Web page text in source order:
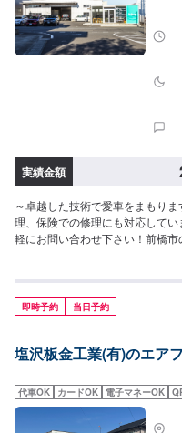
実績金額
～卓越した技術で愛車をまもり
理、保険での修理にも対応して
軽にお問い合わせ下さい！前橋市
種多様な自動車を骨格(フレーム)
SERIE100の両方を所有しており
と最新設備を揃え完成度の高い修
はお気軽にご相談ください！
業開始【4】仕上がり次第納車
で納車となります。(要相談)納期
ださい。-----パーツ持ち込みにつ
即時予約 当日予約
塩沢板金工業(有)のエア
代車OK カードOK 電子マネーOK